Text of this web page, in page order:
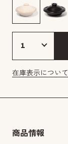
在庫表示について
商品情報